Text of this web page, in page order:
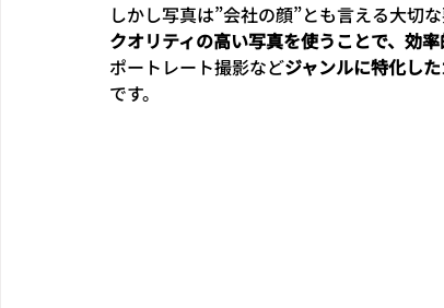
しかし写真は”会社の顔”とも言える大切
クオリティの高い写真を使うことで、効
ポートレート撮影などジャンルに特化し
です。